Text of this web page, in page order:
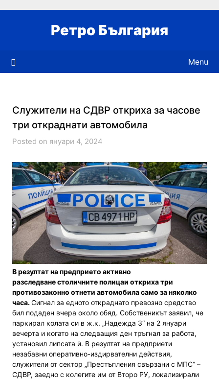
Ретро България
Menu
Служители на СДВР откриха за часове
три откраднати автомобила
Posted on януари 4, 2024
В резултат на предприето активно
разследване столичните полицаи откриха три
противозаконно отнети автомобила само за няколко
часа.Сигнал за едното откраднато превозно средство
бил подаден вчера около обяд. Собственикът заявил, че
паркирал колата си в ж.к. „Надежда 3“ на 2 януари
вечерта и когато на следващия ден тръгнал за работа,
установил липсата ѝ. В резултат на предприети
незабавни оперативно-издирвателни действия,
служители от сектор „Престъпления свързани с МПС“ –
СДВР, заедно с колегите им от Второ РУ, локализирали